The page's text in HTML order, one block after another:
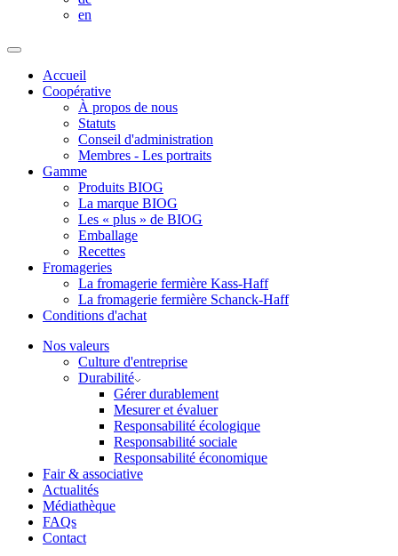
en
Accueil
Coopérative
À propos de nous
Statuts
Conseil d'administration
Membres - Les portraits
Gamme
Produits BIOG
La marque BIOG
Les « plus » de BIOG
Emballage
Recettes
Fromageries
La fromagerie fermière Kass-Haff
La fromagerie fermière Schanck-Haff
Conditions d'achat
Nos valeurs
Culture d'entreprise
Durabilité
Gérer durablement
Mesurer et évaluer
Responsabilité écologique
Responsabilité sociale
Responsabilité économique
Fair & associative
Actualités
Médiathèque
FAQs
Contact